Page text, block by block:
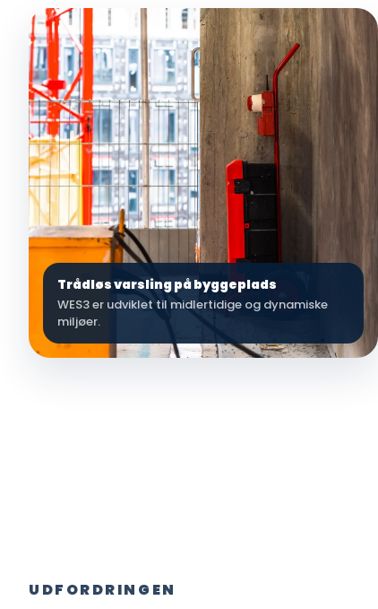
Trådløs varsling på byggeplads
WES3 er udviklet til midlertidige og dynamiske
miljøer.
UDFORDRINGEN